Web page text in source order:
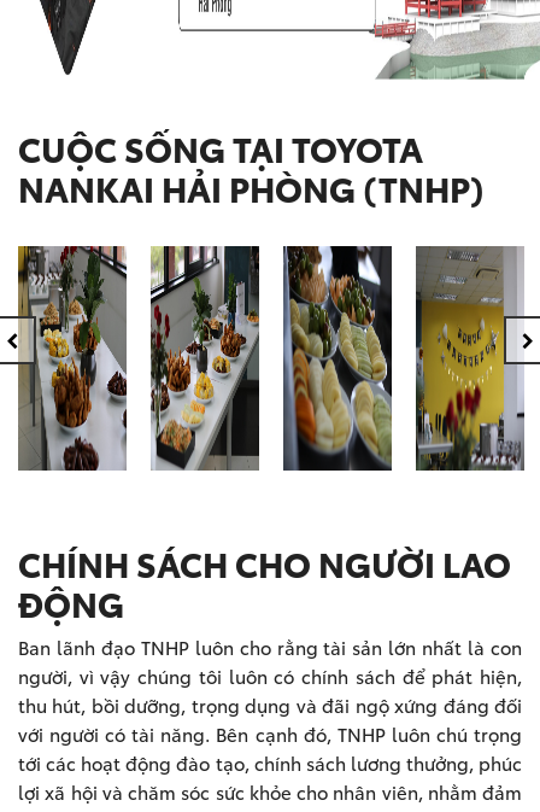
CUỘC SỐNG TẠI TOYOTA
NANKAI HẢI PHÒNG (TNHP)
CHÍNH SÁCH CHO NGƯỜI LAO
ĐỘNG
Ban lãnh đạo TNHP luôn cho rằng tài sản lớn nhất là con
người, vì vậy chúng tôi luôn có chính sách để phát hiện,
thu hút, bồi dưỡng, trọng dụng và đãi ngộ xứng đáng đối
với người có tài năng. Bên cạnh đó, TNHP luôn chú trọng
tới các hoạt động đào tạo, chính sách lương thưởng, phúc
lợi xã hội và chăm sóc sức khỏe cho nhân viên, nhằm đảm